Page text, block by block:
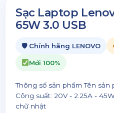
Sạc Laptop
65W 3.0 USB
🛡 Chính hãng LENOVO
Mới 100%
Thông số sản phẩm Tên
Công suất: 20V - 2.25A -
chữ nhật